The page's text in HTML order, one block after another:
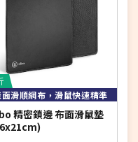
滑順網布，滑鼠快速精準
精密鎖邊 布面滑鼠墊